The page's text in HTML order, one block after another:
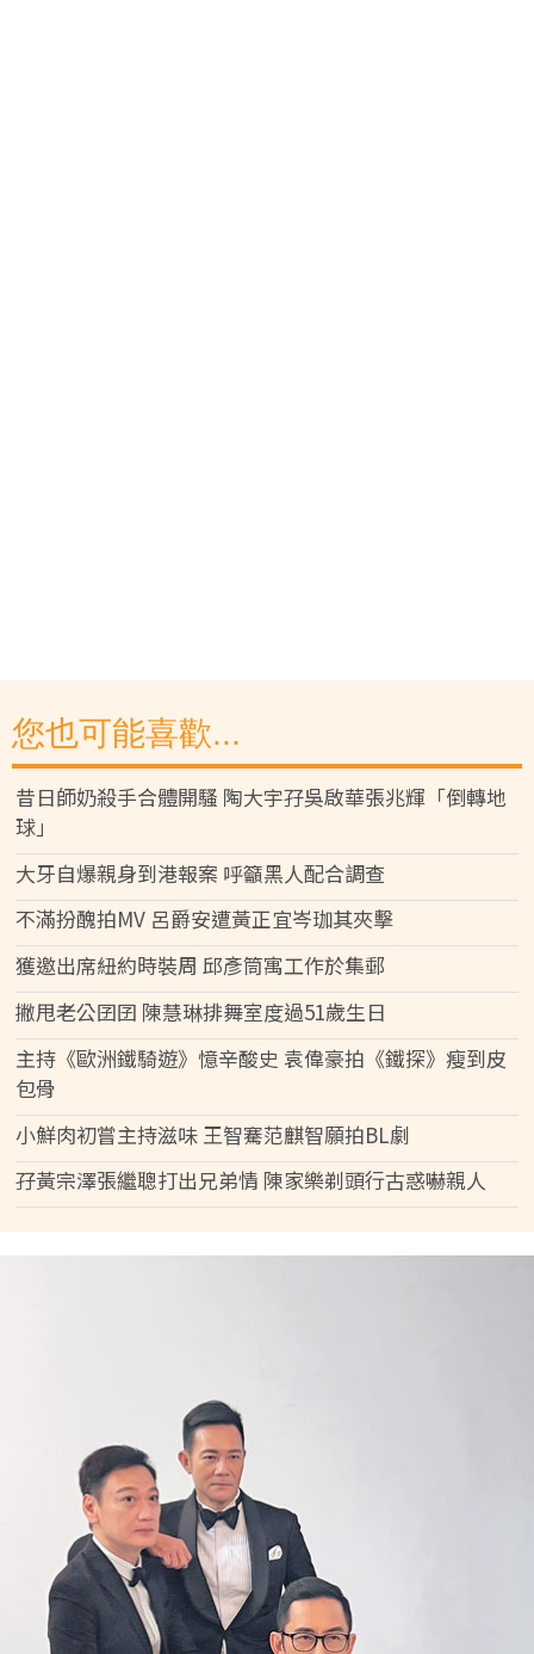
您也可能喜歡...
昔日師奶殺手合體開騷 陶大宇孖吳啟華張兆輝「倒轉地
球」
大牙自爆親身到港報案 呼籲黑人配合調查
不滿扮醜拍MV 呂爵安遭黃正宜岑珈其夾擊
獲邀出席紐約時裝周 邱彥筒寓工作於集郵
撇甩老公囝囝 陳慧琳排舞室度過51歲生日
主持《歐洲鐵騎遊》憶辛酸史 袁偉豪拍《鐵探》瘦到皮
包骨
小鮮肉初嘗主持滋味 王智騫范麒智願拍BL劇
孖黃宗澤張繼聰打出兄弟情 陳家樂剃頭行古惑嚇親人